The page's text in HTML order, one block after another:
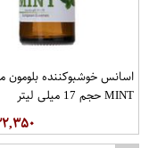
اسانس خوشبوکننده بلومون
MINT حجم 17 میلی لیتر